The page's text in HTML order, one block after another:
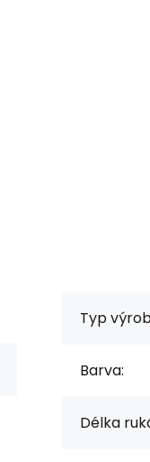
Typ
Barva:
Délka